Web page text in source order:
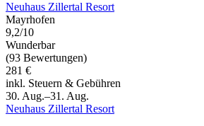
Neuhaus Zillertal Resort
Mayrhofen
9,2/10
Wunderbar
(93 Bewertungen)
281 €
inkl. Steuern & Gebühren
30. Aug.–31. Aug.
Neuhaus Zillertal Resort